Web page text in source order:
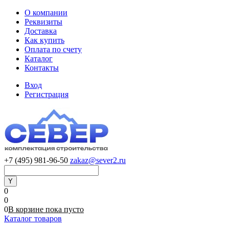
О компании
Реквизиты
Доставка
Как купить
Оплата по счету
Каталог
Контакты
Вход
Регистрация
+7 (495) 981-96-50 zakaz@sever2.ru
0
0
0В корзине пока пусто
Каталог товаров